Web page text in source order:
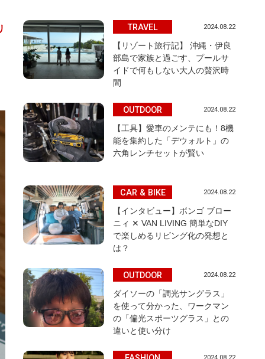
TRAVEL 2024.08.22
【リゾート旅行記】 沖縄・伊良
部島で家族と過ごす、プールサ
イドで何もしない大人の贅沢時
間
OUTDOOR 2024.08.22
【工具】愛車のメンテにも！8機
能を集約した「デウォルト」の
六角レンチセットが賢い
CAR & BIKE 2024.08.22
【インタビュー】ボンゴ ブロー
ニィ ✕ VAN LIVING 簡単なDIY
で楽しめるリビング化の発想と
は？
OUTDOOR 2024.08.22
ダイソーの「調光サングラス」
を使って分かった、ワークマン
の「偏光スポーツグラス」との
違いと使い分け
2024.08.22